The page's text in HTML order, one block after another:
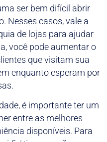
ser bem difícil abrir
Nesses casos, vale a
de lojas para ajudar
você pode aumentar o
que visitam sua
enquanto esperam por
é importante ter um
entre as melhores
disponíveis. Para